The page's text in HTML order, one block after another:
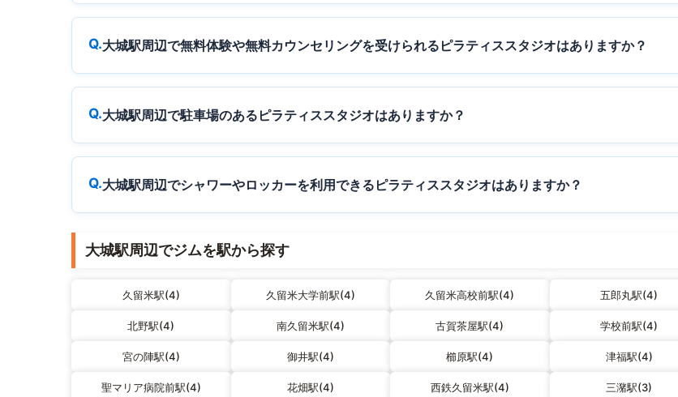
大城駅周辺で無料体験や無料カウンセリングを受けられるピラティススタジオはありますか？
大城駅周辺で駐車場のあるピラティススタジオはありますか？
大城駅周辺でシャワーやロッカーを利用できるピラティススタジオはありますか？
大城駅周辺でジムを駅から探す
久留米駅(4) 久留米大学前駅(4) 久留米高校前駅(4) 五郎丸駅(4)
北野駅(4) 南久留米駅(4) 古賀茶屋駅(4) 学校前駅(4)
宮の陣駅(4) 御井駅(4) 櫛原駅(4) 津福駅(4)
聖マリア病院前駅(4) 花畑駅(4) 西鉄久留米駅(4) 三潴駅(3)